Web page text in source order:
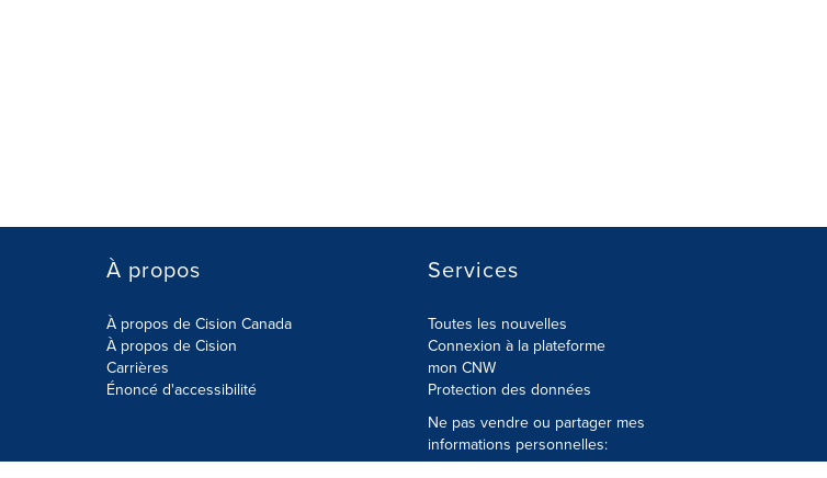
À propos
À propos de Cision Canada
À propos de Cision
Carrières
Énoncé d'accessibilité
Services
Toutes les nouvelles
Connexion à la plateforme
mon CNW
Protection des données
Ne pas vendre ou partager mes
informations personnelles: